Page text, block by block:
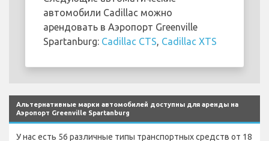
автомобили Cadillac можно
арендовать в Аэропорт Greenville
Spartanburg: Cadillac CTS, Cadillac XTS
Альтернативные марки автомобилей доступны для аренды на
Аэропорт Greenville Spartanburg
У нас есть 56 различные типы транспортных средств от 18